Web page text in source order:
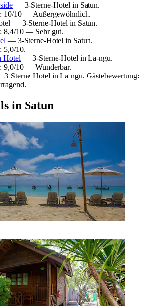
— 3-Sterne-Hotel in Satun.
10/10 — Außergewöhnlich.
— 3-Sterne-Hotel in Satun.
8,4/10 — Sehr gut.
— 3-Sterne-Hotel in Satun.
5,0/10.
Hotel — 3-Sterne-Hotel in La-ngu.
9,0/10 — Wunderbar.
Sterne-Hotel in La-ngu. Gästebewertung:
in Satun